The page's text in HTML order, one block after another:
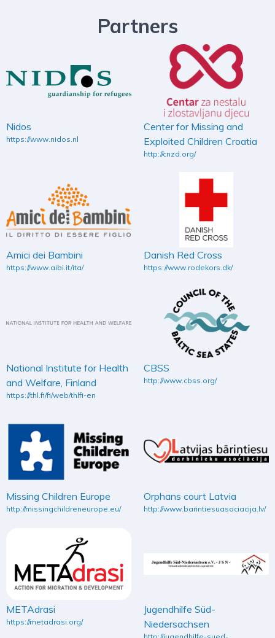
Partners
Nidos
https://www.nidos.nl
Center for Missing and
Exploited Children Croatia
http://cnzd.org/
Amici dei Bambini
https://www.aibi.it/ita/
Danish Red Cross
https://www.rodekors.dk/
National Institute for Health
and Welfare, Finland
https://thl.fi/fi/web/thlfi-en
CBSS
http://www.cbss.org/
Missing Children Europe
http://missingchildreneurope.eu/
Orphans court Latvia
http://www.barintiesuasociacija.lv/
METAdrasi
https://metadrasi.org/
Jugendhilfe Süd-
Niedersachsen